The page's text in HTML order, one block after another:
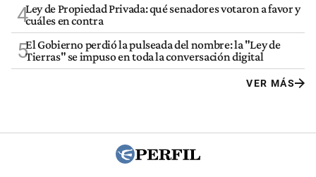
4Ley de Propiedad Privada: qué senadores votaron a favor y
cuáles en contra
5El Gobierno perdió la pulseada del nombre: la "Ley de
Tierras" se impuso en toda la conversación digital
VER MÁS